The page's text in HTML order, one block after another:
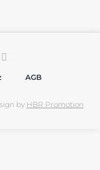
AGB
by HBR Promotion